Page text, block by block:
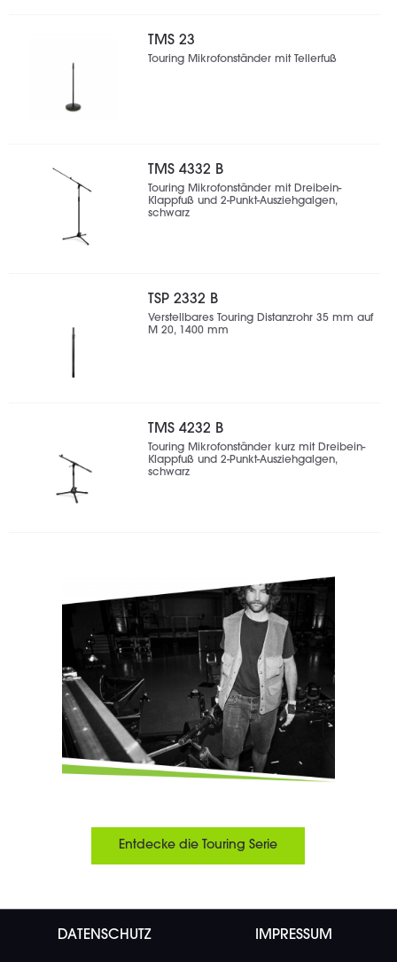
TMS 23
Touring Mikrofonständer mit Tellerfuß
TMS 4332 B
Touring Mikrofonständer mit Dreibein-
Klappfuß und 2-Punkt-Ausziehgalgen,
schwarz
TSP 2332 B
Verstellbares Touring Distanzrohr 35 mm auf
M 20, 1400 mm
TMS 4232 B
Touring Mikrofonständer kurz mit Dreibein-
Klappfuß und 2-Punkt-Ausziehgalgen,
schwarz
Entdecke die Touring Serie
DATENSCHUTZ IMPRESSUM